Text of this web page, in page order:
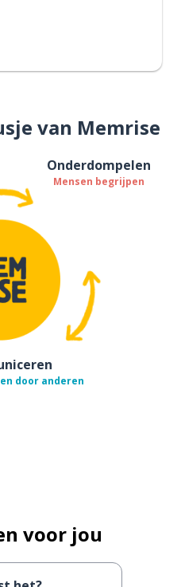
van Memrise
Onderdompelen
Mensen begrijpen
door anderen
voor jou